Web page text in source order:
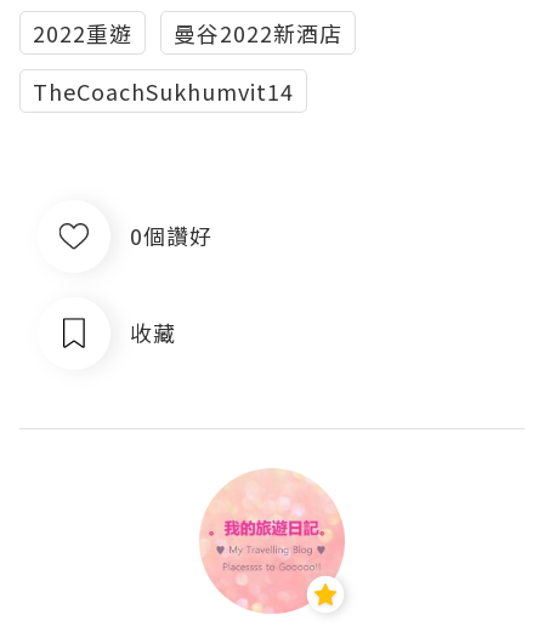
2022重遊
曼谷2022新酒店
TheCoachSukhumvit14
0個讚好
收藏